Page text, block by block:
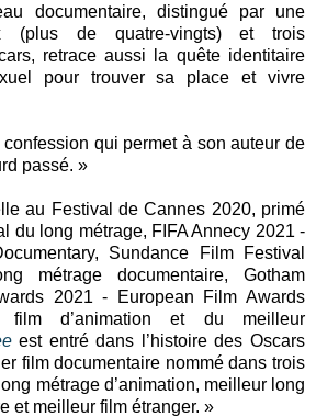
documentaire, distingué par une
(plus de quatre-vingts) et trois
retrace aussi la quête identitaire
pour trouver sa place et vivre
qui permet à son auteur de
passé. »
au Festival de Cannes 2020, primé
du long métrage, FIFA Annecy 2021 -
Sundance Film Festival
métrage documentaire, Gotham
2021 - European Film Awards
d’animation et du meilleur
est entré dans l’histoire des Oscars
film documentaire nommé dans trois
métrage d’animation, meilleur long
et meilleur film étranger. »